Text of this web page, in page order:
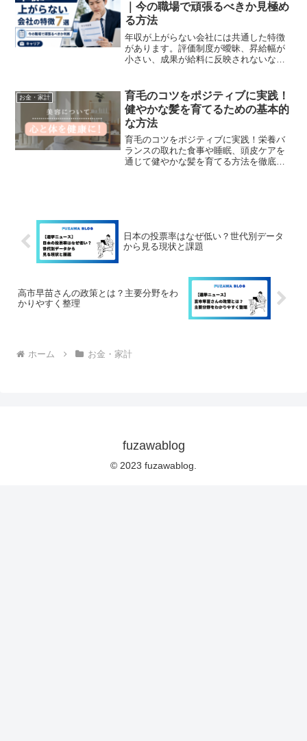
｜今の職場で頑張るべきか見極め
る方法
年収が上がらない会社には共通した特徴
があります。評価制度が曖昧、昇給幅が
小さい、成果が給料に反映されないな
す。
お金・家計
育毛のコツをポジティブに実践！
健やかな髪を育てるための基本的
な方法
育毛のコツをポジティブに実践！栄養バ
ランスの取れた食事や睡眠、頭皮ケアを
通じて健やかな髪を育てる方法を徹底解
日本の投票率はなぜ低い？世代別データ
から見る現状と課題
高市早苗さんの政策とは？主要分野をわ
かりやすく整理
ホーム お金・家計
fuzawablog
© 2023 fuzawablog.